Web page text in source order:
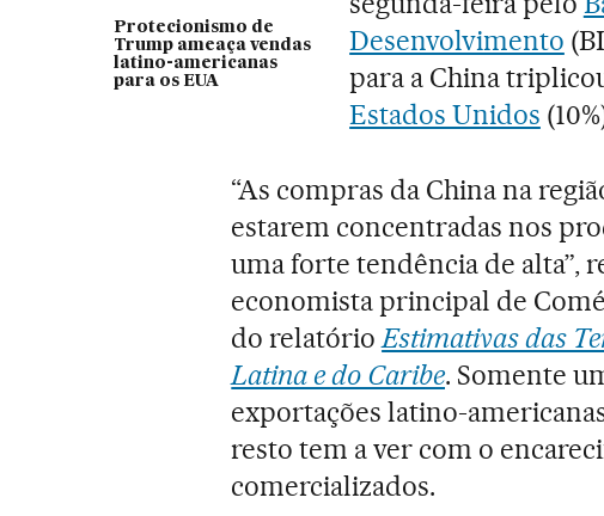
Protecionismo de
Trump ameaça vendas
latino-americanas
para os EUA
Desenvolvimento
para a China
Estados Unidos
“As compras da China na
estarem concentradas nos
uma forte tendência de alta”,
economista principal de
do relatórioEstimativas das
Latina e do Caribe. Somente
exportações latino-
resto tem a ver com o
comercializados.